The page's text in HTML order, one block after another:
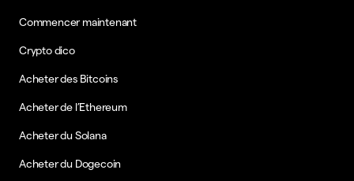
Commencer maintenant
Crypto dico
Acheter des Bitcoins
Acheter de l’Ethereum
Acheter du Solana
Acheter du Dogecoin